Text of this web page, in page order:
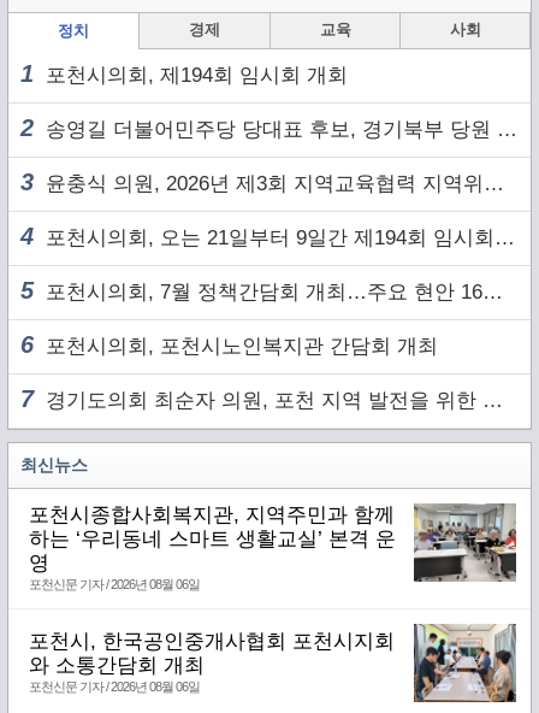
정치 경제 교육 사회
1 포천시의회, 제194회 임시회 개회
2 송영길 더불어민주당 당대표 후보, 경기북부 당원 및 2030 세대와 ‘소통 행보’
3 윤충식 의원, 2026년 제3회 지역교육협력 지역위원회 주재
4 포천시의회, 오는 21일부터 9일간 제194회 임시회 개회
5 포천시의회, 7월 정책간담회 개최…주요 현안 16건 점검
6 포천시의회, 포천시노인복지관 간담회 개최
7경기도의회 최순자 의원, 포천 지역 발전을 위한 정담회 개최
최신뉴스
포천시종합사회복지관, 지역주민과 함께
하는 ‘우리동네 스마트 생활교실’ 본격 운
영
포천신문 기자 / 2026년 08월 06일
포천시, 한국공인중개사협회 포천시지회
와 소통간담회 개최
포천신문 기자 / 2026년 08월 06일